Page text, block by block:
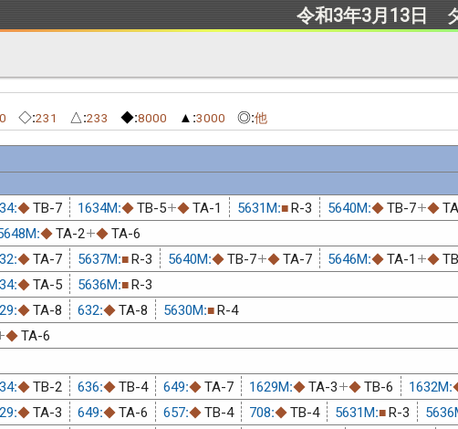
令和3年3月13日
◇:231 △:233 ◆:8000 ▲:3000 ◎:他
◆TB-7 1634M:◆TB-5 ◆TA-1 5631M:■R-3 5640M:◆TB-7 ◆
◆TA-2 ◆TA-6
◆TA-7 5637M:■R-3 5640M:◆TB-7 ◆TA-7 5646M:◆TA-1 ◆
◆TA-5 5636M:■R-3
◆TA-8 632:◆TA-8 5630M:■R-4
◆TA-6
◆TB-2 636:◆TB-4 649:◆TA-7 1629M:◆TA-3 ◆TB-6 1632M:
◆TA-3 649:◆TA-6 657:◆TB-4 708:◆TB-4 5631M:■R-3